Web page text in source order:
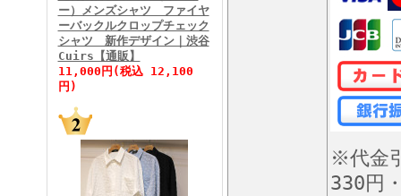
FINEBOYS2026年5月号
ー）メンズシャツ ファイヤ
ーバックルクロップチェック
シャツ 新作デザイン｜渋谷
Cuirs【通販】
11,000円(税込 12,100
円)
※代金
330円